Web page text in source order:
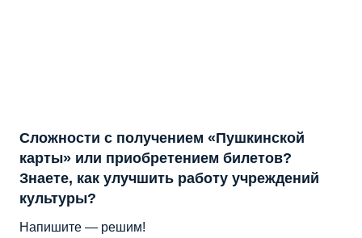
Сложности с получением «Пушкинской
карты» или приобретением билетов?
Знаете, как улучшить работу учреждений
культуры?
Напишите — решим!